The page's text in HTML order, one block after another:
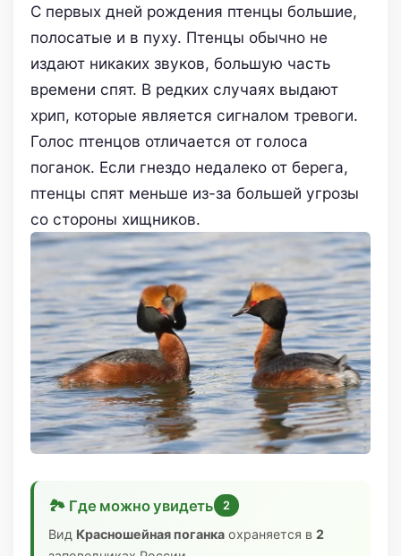
С первых дней рождения птенцы большие,
полосатые и в пуху. Птенцы обычно не
издают никаких звуков, большую часть
времени спят. В редких случаях выдают
хрип, которые является сигналом тревоги.
Голос птенцов отличается от голоса
поганок. Если гнездо недалеко от берега,
птенцы спят меньше из-за большей угрозы
со стороны хищников.
🏞 Где можно увидеть 2
Вид Красношейная поганка охраняется в2